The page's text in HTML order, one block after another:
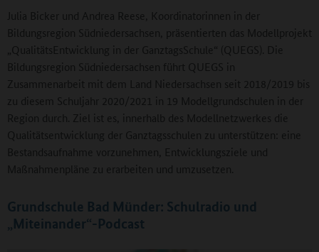
Julia Bicker und Andrea Reese, Koordinatorinnen in der
Bildungsregion Südniedersachsen, präsentierten das Modellprojekt
„QualitätsEntwicklung in der GanztagsSchule“ (QUEGS). Die
Bildungsregion Südniedersachsen führt QUEGS in
Zusammenarbeit mit dem Land Niedersachsen seit 2018/2019 bis
zu diesem Schuljahr 2020/2021 in 19 Modellgrundschulen in der
Region durch. Ziel ist es, innerhalb des Modellnetzwerkes die
Qualitätsentwicklung der Ganztagsschulen zu unterstützen: eine
Bestandsaufnahme vorzunehmen, Entwicklungsziele und
Maßnahmenpläne zu erarbeiten und umzusetzen.
Grundschule Bad Münder: Schulradio und
„Miteinander“-Podcast